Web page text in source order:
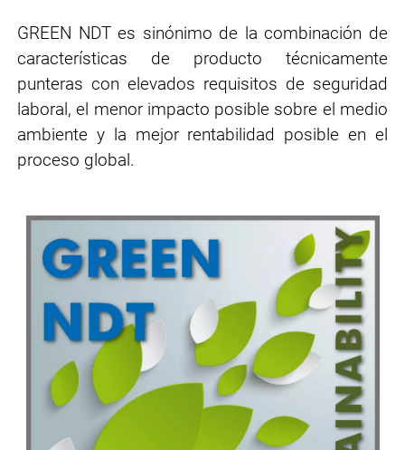
GREEN NDT es sinónimo de la combinación de
características de producto técnicamente
punteras con elevados requisitos de seguridad
laboral, el menor impacto posible sobre el medio
ambiente y la mejor rentabilidad posible en el
proceso global.